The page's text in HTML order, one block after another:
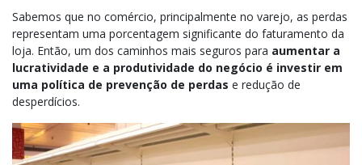
Sabemos que no comércio, principalmente no varejo, as perdas
representam uma porcentagem significante do faturamento da
loja. Então, um dos caminhos mais seguros para aumentar a
lucratividade e a produtividade do negócio é investir em
uma política de prevenção de perdas e redução de
desperdícios.